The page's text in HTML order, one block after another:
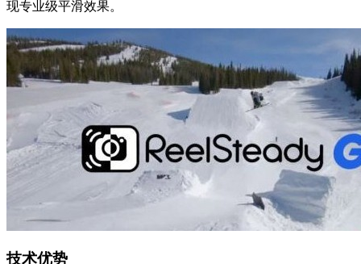
现专业级平滑效果。
技术优势